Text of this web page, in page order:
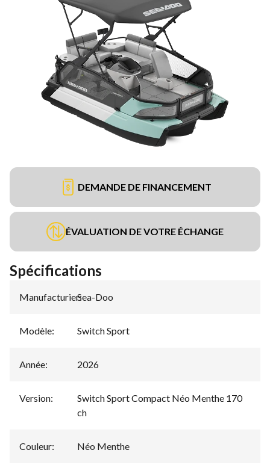
DEMANDE DE FINANCEMENT
ÉVALUATION DE VOTRE ÉCHANGE
Spécifications
Manufacturier:
Sea-Doo
Modèle: Switch Sport
Année: 2026
Version:
Switch Sport Compact Néo Menthe 170
ch
Couleur: Néo Menthe